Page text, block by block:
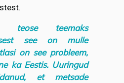
teose teemaks
sest see on mulle
on see probleem,
ka Eestis. Uuringud
et metsade